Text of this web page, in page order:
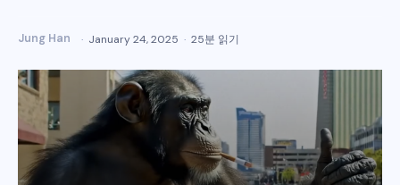
Jung Han January 24, 2025 25분 읽기